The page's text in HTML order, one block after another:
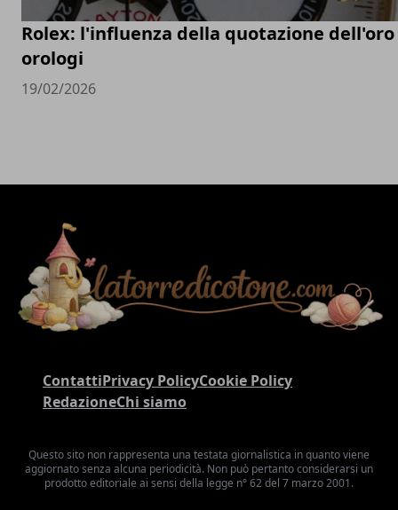
Rolex: l'influenza della quotazione
orologi
19/02/2026
ContattiPrivacy PolicyCookie Policy
RedazioneChi siamo
Questo sito non rappresenta una testata giornalistica in quanto viene
aggiornato senza alcuna periodicità. Non può pertanto considerarsi un
prodotto editoriale ai sensi della legge n° 62 del 7 marzo 2001.